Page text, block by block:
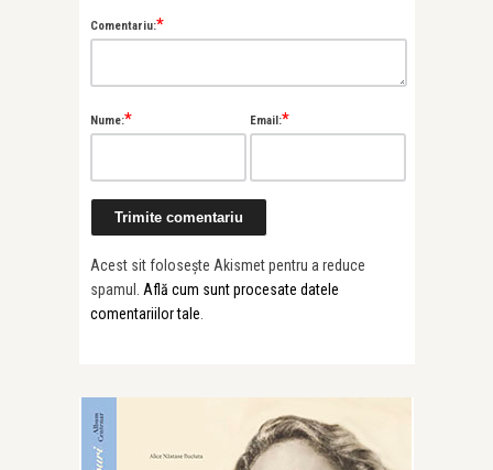
Comentariu:*
Nume:* Email:*
Acest sit folosește Akismet pentru a reduce
spamul. Află cum sunt procesate datele
comentariilor tale